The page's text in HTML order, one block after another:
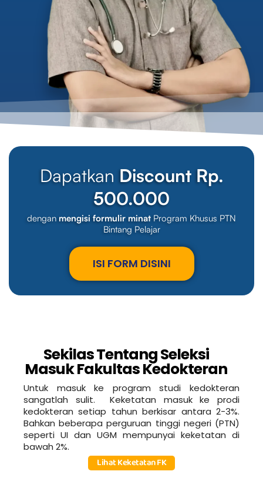
Dapatkan Discount Rp.
500.000
dengan mengisi formulir minat Program Khusus PTN
Bintang Pelajar
ISI FORM DISINI
Sekilas Tentang Seleksi
Masuk Fakultas Kedokteran​
Untuk masuk ke program studi kedokteran
sangatlah sulit. Keketatan masuk ke prodi
kedokteran setiap tahun berkisar antara 2-3%.
Bahkan beberapa perguruan tinggi negeri (PTN)
seperti UI dan UGM mempunyai keketatan di
bawah 2%.
Lihat Keketatan FK